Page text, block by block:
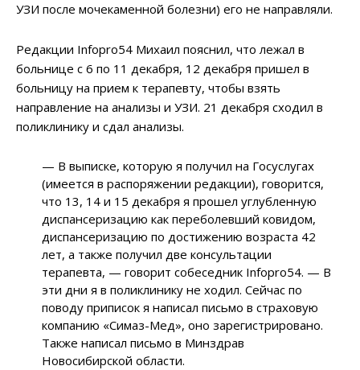
УЗИ после мочекаменной болезни) его не направляли.
Редакции Infopro54 Михаил пояснил, что лежал в
больнице с 6 по 11 декабря, 12 декабря пришел в
больницу на прием к терапевту, чтобы взять
направление на анализы и УЗИ. 21 декабря сходил в
поликлинику и сдал анализы.
— В выписке, которую я получил на Госуслугах
(имеется в распоряжении редакции), говорится,
что 13, 14 и 15 декабря я прошел углубленную
диспансеризацию как переболевший ковидом,
диспансеризацию по достижению возраста 42
лет, а также получил две консультации
терапевта, — говорит собеседник Infopro54. — В
эти дни я в поликлинику не ходил. Сейчас по
поводу приписок я написал письмо в страховую
компанию «Симаз-Мед», оно зарегистрировано.
Также написал письмо в Минздрав
Новосибирской области.